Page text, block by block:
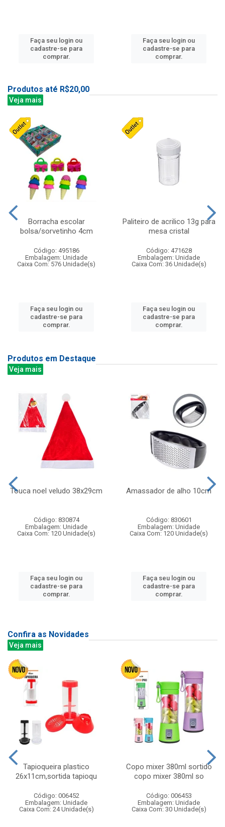
Faça seu login ou
cadastre-se para
comprar.
Faça seu login ou
cadastre-se para
comprar.
Produtos até R$20,00
Veja mais
Borracha escolar
bolsa/sorvetinho 4cm
Código: 495186
Embalagem: Unidade
Caixa Com: 576 Unidade(s)
Faça seu login ou
cadastre-se para
comprar.
Paliteiro de acrilico 13g para
mesa cristal
Código: 471628
Embalagem: Unidade
Caixa Com: 36 Unidade(s)
Faça seu login ou
cadastre-se para
comprar.
Produtos em Destaque
Veja mais
Touca noel veludo 38x29cm
Código: 830874
Embalagem: Unidade
Caixa Com: 120 Unidade(s)
Faça seu login ou
cadastre-se para
comprar.
Amassador de alho 10cm
Código: 830601
Embalagem: Unidade
Caixa Com: 120 Unidade(s)
Faça seu login ou
cadastre-se para
comprar.
Confira as Novidades
Veja mais
Tapioqueira plastico
26x11cm,sortida tapioqu
Código: 006452
Embalagem: Unidade
Caixa Com: 24 Unidade(s)
Copo mixer 380ml sortido
copo mixer 380ml so
Código: 006453
Embalagem: Unidade
Caixa Com: 30 Unidade(s)